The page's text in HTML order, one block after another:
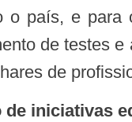
país, e para
de testes
de
de iniciativas